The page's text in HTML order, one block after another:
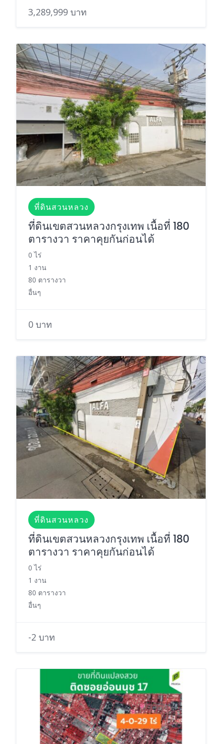
3,289,999 บาท
ที่ดินสวนหลวง
ที่ดินเขตสวนหลวงกรุงเทพ เนื้อที่ 180
ตารางวา ราคาคุยกันก่อนได้
0 ไร่
1 งาน
80 ตารางวา
อื่นๆ
0 บาท
ที่ดินสวนหลวง
ที่ดินเขตสวนหลวงกรุงเทพ เนื้อที่ 180
ตารางวา ราคาคุยกันก่อนได้
0 ไร่
1 งาน
80 ตารางวา
อื่นๆ
-2 บาท